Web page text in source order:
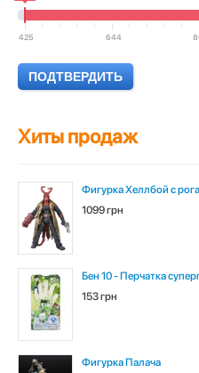
425 644
Хиты продаж
Фигурка Хеллбой с
1099 грн
Бен 10 - Перчатка
153 грн
Фигурка Палача